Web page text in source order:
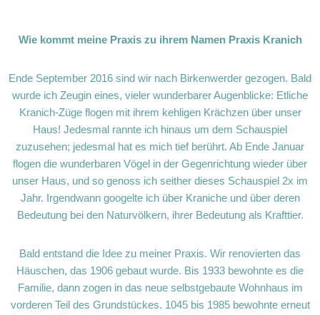
Wie kommt meine Praxis zu ihrem Namen Praxis Kranich
Ende September 2016 sind wir nach Birkenwerder gezogen. Bald
wurde ich Zeugin eines, vieler wunderbarer Augenblicke: Etliche
Kranich-Züge flogen mit ihrem kehligen Krächzen über unser
Haus! Jedesmal rannte ich hinaus um dem Schauspiel
zuzusehen; jedesmal hat es mich tief berührt. Ab Ende Januar
flogen die wunderbaren Vögel in der Gegenrichtung wieder über
unser Haus, und so genoss ich seither dieses Schauspiel 2x im
Jahr. Irgendwann googelte ich über Kraniche und über deren
Bedeutung bei den Naturvölkern, ihrer Bedeutung als Krafttier.
Bald entstand die Idee zu meiner Praxis. Wir renovierten das
Häuschen, das 1906 gebaut wurde. Bis 1933 bewohnte es die
Familie, dann zogen in das neue selbstgebaute Wohnhaus im
vorderen Teil des Grundstückes. 1045 bis 1985 bewohnte erneut